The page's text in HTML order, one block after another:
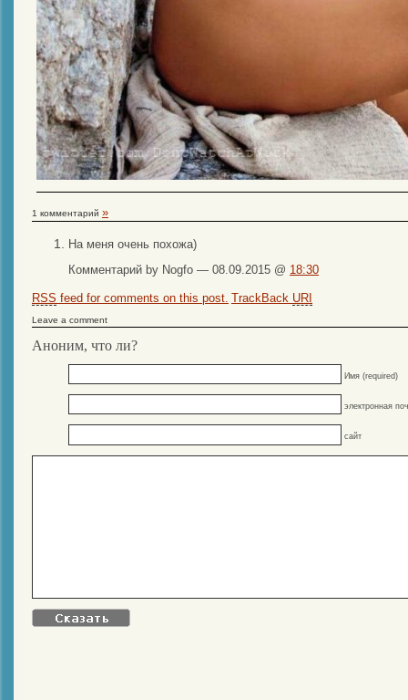
1 комментарий »
На меня очень похожа)
Комментарий by Nogfo — 08.09.2015 @ 18:30
RSS feed for comments on this post. TrackBack URI
Leave a comment
Аноним, что ли?
Имя (required)
электронная
сайт